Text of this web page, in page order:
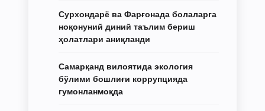
Сурхондарё ва Фарғонада болаларга
ноқонуний диний таълим бериш
ҳолатлари аниқланди
Самарқанд вилоятида экология
бўлими бошлиғи коррупцияда
гумонланмоқда